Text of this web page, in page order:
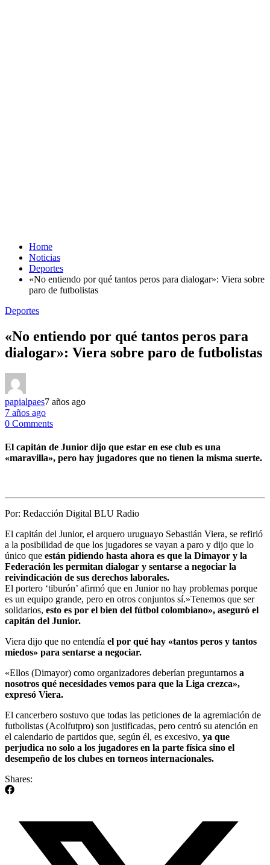
Home
Noticias
Deportes
«No entiendo por qué tantos peros para dialogar»: Viera sobre
paro de futbolistas
Deportes
«No entiendo por qué tantos peros para
dialogar»: Viera sobre paro de futbolistas
papialpaes7 años ago
7 años ago
0 Comments
El capitán de Junior dijo que estar en ese club es una
«maravilla», pero hay jugadores que no tienen la misma suerte.
Por: Redacción Digital BLU Radio
El capitán del Junior, el arquero uruguayo Sebastián Viera, se refirió
a la posibilidad de que los jugadores se vayan a paro y dijo que lo
único que están pidiendo hasta ahora es que la Dimayor y la
Federación les permitan dialogar y sentarse a negociar la
reivindicación de sus derechos laborales.
El portero ‘tiburón’ afirmó que en Junior no hay problemas porque
es un equipo grande, pero en otros conjuntos sí.»Tenemos que ser
solidarios, esto es por el bien del fútbol colombiano», aseguró el
capitán del Junior.
Viera dijo que no entendía el por qué hay «tantos peros y tantos
miedos» para sentarse a negociar.
«Ellos (Dimayor) como organizadores deberían preguntarnos a
nosotros qué necesidades vemos para que la Liga crezca»,
expresó Viera.
El cancerbero sostuvo que todas las peticiones de la agremiación de
futbolistas (Acolfutpro) son justificadas, pero centró su atención en
el calendario de partidos que, según él, es excesivo, ya que
perjudica no solo a los jugadores en la parte física sino el
desempeño de los clubes en torneos internacionales.
Shares: